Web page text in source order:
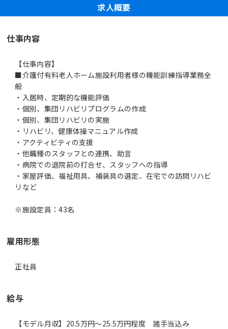
求人概要
仕事内容
【仕事内容】
■介護付有料老人ホーム施設利用者様の機能訓練指導業務全
般
・入居時、定期的な機能評価
・個別、集団リハビリプログラムの作成
・個別、集団リハビリの実施
・リハビリ、健康体操マニュアル作成
・アクティビティの支援
・他職種のスタッフとの連携、助言
・病院での退院前の打合せ、スタッフへの指導
・家屋評価、福祉用具、補装具の選定、在宅での訪問リハビ
リなど
※施設定員：43名
雇用形態
正社員
給与
【モデル月収】20.5万円〜25.5万円程度 諸手当込み